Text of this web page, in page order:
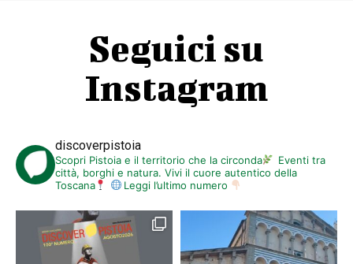
Seguici su
Instagram
discoverpistoia
Scopri Pistoia e il territorio che la circonda
Eventi tra
città, borghi e natura. Vivi il cuore autentico della
Toscana
Leggi l’ultimo numero